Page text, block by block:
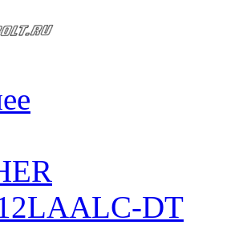
DT